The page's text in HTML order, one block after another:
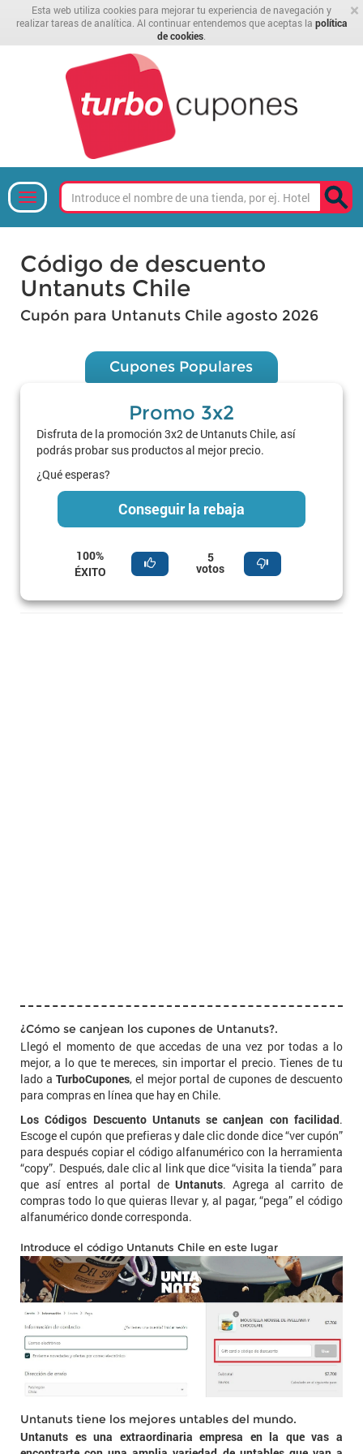
×
Esta web utiliza cookies para mejorar tu experiencia de navegación y
realizar tareas de analítica. Al continuar entendemos que aceptas la política
de cookies
Código de descuento
Untanuts Chile
Cupón para Untanuts Chile agosto 2026
Cupones Populares
Promo 3x2
Disfruta de la promoción 3x2 de Untanuts Chile, así
podrás probar sus productos al mejor precio.
¿Qué esperas?
Conseguir la rebaja
100%
ÉXITO
5
votos
¿Cómo se canjean los cupones de Untanuts?.
Llegó el momento de que accedas de una vez por todas a lo
mejor, a lo que te mereces, sin importar el precio. Tienes de tu
lado a TurboCupones, el mejor portal de cupones de descuento
para compras en línea que hay en Chile.
Los Códigos Descuento Untanuts se canjean con facilidad.
Escoge el cupón que prefieras y dale clic donde dice “ver cupón”
para después copiar el código alfanumérico con la herramienta
“copy”. Después, dale clic al link que dice “visita la tienda” para
que así entres al portal de Untanuts. Agrega al carrito de
compras todo lo que quieras llevar y, al pagar, “pega” el código
alfanumérico donde corresponda.
Introduce el código Untanuts Chile en este lugar
Untanuts tiene los mejores untables del mundo.
Untanuts es una extraordinaria empresa en la que vas a